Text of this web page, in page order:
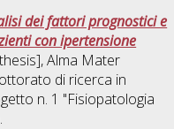
dei fattori prognostici e
con ipertensione
Alma Mater
di ricerca in
n. 1 "Fisiopatologia